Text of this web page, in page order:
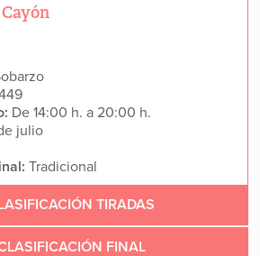
De 14:00 h. a 20:00 h.
julio
Tradicional
TIRADAS
FINAL